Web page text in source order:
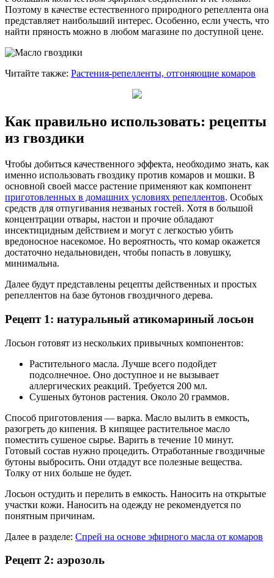
Поэтому в качестве естественного природного репеллента она
представляет наибольший интерес. Особенно, если учесть, что
найти пряность можно в любом магазине по доступной цене.
Читайте также: Растения-репелленты, отгоняющие комаров
Как правильно использовать: рецепты
из гвоздики
Чтобы добиться качественного эффекта, необходимо знать, как
именно использовать гвоздику против комаров и мошки. В
основной своей массе растение применяют как компонент
приготовленных в домашних условиях репеллентов. Особых
средств для отпугивания незваных гостей. Хотя в большой
концентрации отвары, настои и прочие обладают
инсектицидным действием и могут с легкостью убить
вредоносное насекомое. Но вероятность, что комар окажется
достаточно недальновиден, чтобы попасть в ловушку,
минимальна.
Далее будут представлены рецепты действенных и простых
репеллентов на базе бутонов гвоздичного дерева.
Рецепт 1: натуральный атикомариный лосьон
Лосьон готовят из нескольких привычных компонентов:
Растительного масла. Лучше всего подойдет
подсолнечное. Оно доступное и не вызывает
аллергических реакций. Требуется 200 мл.
Сушеных бутонов растения. Около 20 граммов.
Способ приготовления — варка. Масло вылить в емкость,
разогреть до кипения. В кипящее растительное масло
поместить сушеное сырье. Варить в течение 10 минут.
Готовый состав нужно процедить. Отработанные гвоздичные
бутоны выбросить. Они отдадут все полезные вещества.
Толку от них больше не будет.
Лосьон остудить и перелить в емкость. Наносить на открытые
участки кожи. Наносить на одежду не рекомендуется по
понятным причинам.
Далее в разделе: Спрей на основе эфирного масла от комаров
Рецепт 2: аэрозоль